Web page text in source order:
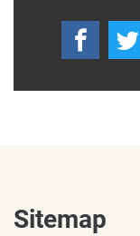
Sitemap